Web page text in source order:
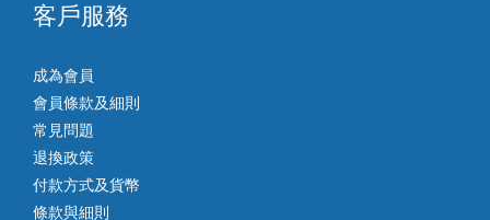
客戶服務
成為會員
會員條款及細則
常見問題
退換政策
付款方式及貨幣
條款與細則